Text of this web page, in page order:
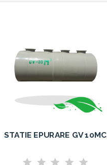
STATIE EPURARE GV 10MC